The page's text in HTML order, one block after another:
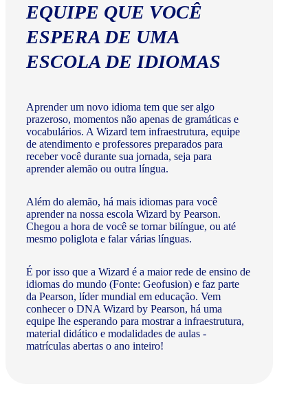
EQUIPE QUE VOCÊ
ESPERA DE UMA
ESCOLA DE IDIOMAS
Aprender um novo idioma tem que ser algo
prazeroso, momentos não apenas de gramáticas e
vocabulários. A Wizard tem infraestrutura, equipe
de atendimento e professores preparados para
receber você durante sua jornada, seja para
aprender alemão ou outra língua.
Além do alemão, há mais idiomas para você
aprender na nossa escola Wizard by Pearson.
Chegou a hora de você se tornar bilíngue, ou até
mesmo poliglota e falar várias línguas.
É por isso que a Wizard é a maior rede de ensino de
idiomas do mundo (Fonte: Geofusion) e faz parte
da Pearson, líder mundial em educação. Vem
conhecer o DNA Wizard by Pearson, há uma
equipe lhe esperando para mostrar a infraestrutura,
material didático e modalidades de aulas -
matrículas abertas o ano inteiro!